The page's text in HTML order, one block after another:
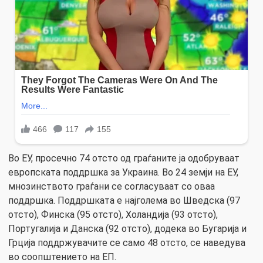
Во ЕУ, просечно 74 отсто од граѓаните ја одобруваат
европската поддршка за Украина. Во 24 земји на ЕУ,
мнозинството граѓани се согласуваат со оваа
поддршка. Поддршката е најголема во Шведска (97
отсто), Финска (95 отсто), Холандија (93 отсто),
Португалија и Данска (92 отсто), додека во Бугарија и
Грција поддржувачите се само 48 отсто, се наведува
во соопштението на ЕП.